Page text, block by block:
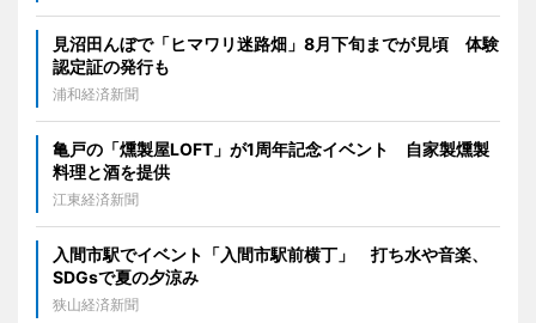
見沼田んぼで「ヒマワリ迷路畑」8月下旬までが見頃 体験
認定証の発行も
浦和経済新聞
亀戸の「燻製屋LOFT」が1周年記念イベント 自家製燻製
料理と酒を提供
江東経済新聞
入間市駅でイベント「入間市駅前横丁」 打ち水や音楽、
SDGsで夏の夕涼み
狭山経済新聞